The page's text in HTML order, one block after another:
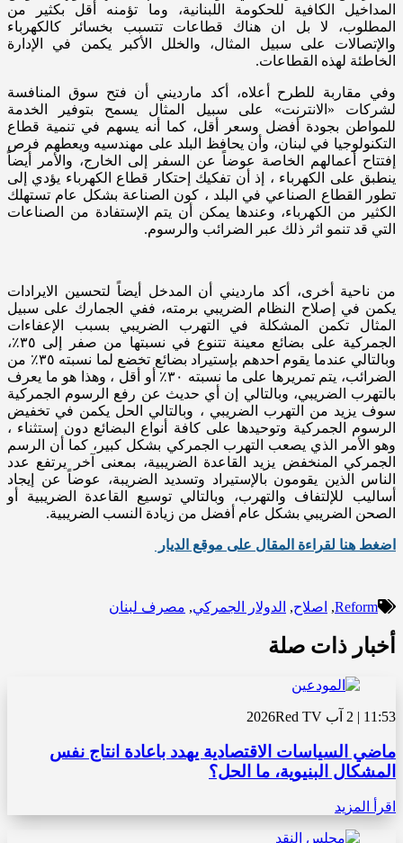
المداخيل الكافية للحكومة اللبنانية، وما تؤمنه أقل بكثير من
المطلوب، لا بل ان هناك قطاعات تتسبب بخسائر كالكهرباء
والإتصالات على سبيل المثال، والخلل الأكبر يكمن في الإدارة
الخاطئة لهذه القطاعات.
وفي مقاربة للطرح أعلاه، أكد مارديني أن فتح سوق المنافسة
لشركات «الانترنت» على سبيل المثال يسمح بتوفير الخدمة
للمواطن بجودة أفضل وسعر أقل، كما أنه يسهم في تنمية قطاع
التكنولوجيا في لبنان، وأن يحافظ البلد على مهندسيه ويعطهم فرص
إفتتاح أعمالهم الخاصة عوضاً عن السفر إلى الخارج، والأمر أيضاً
ينطبق على الكهرباء ، إذ أن تفكيك إحتكار قطاع الكهرباء يؤدي إلى
تطور القطاع الصناعي في البلد ، كون الصناعة بشكل عام تستهلك
الكثير من الكهرباء، وعندها يمكن أن يتم الإستفادة من الصناعات
التي قد تنمو اثر ذلك عبر الضرائب والرسوم.
من ناحية أخرى، أكد مارديني أن المدخل أيضاً لتحسين الايرادات
يكمن في إصلاح النظام الضريبي برمته، ففي الجمارك على سبيل
المثال تكمن المشكلة في التهرب الضريبي بسبب الإعفاءات
الجمركية على بضائع معينة تتنوع في نسبتها من صفر إلى ٣٥٪،
وبالتالي عندما يقوم احدهم بإستيراد بضائع تخضع لما نسبته ٣٥٪ من
الضرائب، يتم تمريرها على ما نسبته ٣٠٪ أو أقل ، وهذا هو ما يعرف
بالتهرب الضريبي، وبالتالي إن أي حديث عن رفع الرسوم الجمركية
سوف يزيد من التهرب الضريبي ، وبالتالي الحل يكمن في تخفيض
الرسوم الجمركية وتوحيدها على كافة أنواع البضائع دون إستثناء ،
وهو الأمر الذي يصعب التهرب الجمركي بشكل كبير، كما أن الرسم
الجمركي المنخفض يزيد القاعدة الضريبية، بمعنى آخر يرتفع عدد
الناس الذين يقومون بالإستيراد وتسديد الضريبة، عوضاً عن إيجاد
أساليب للإلتفاف والتهرب، وبالتالي توسيع القاعدة الضريبية أو
الصحن الضريبي بشكل عام أفضل من زيادة النسب الضريبية.
اضغط هنا لقراءة المقال على موقع الديار
Reform
, اصلاح, الدولار الجمركي, مصرف لبنان
أخبار ذات صلة
11:53 | 2 آب 2026 Red TV
ماضي السياسات الاقتصادية يهدد باعادة انتاج نفس
المشكال البنيوية، ما الحل؟
اقرأ المزيد